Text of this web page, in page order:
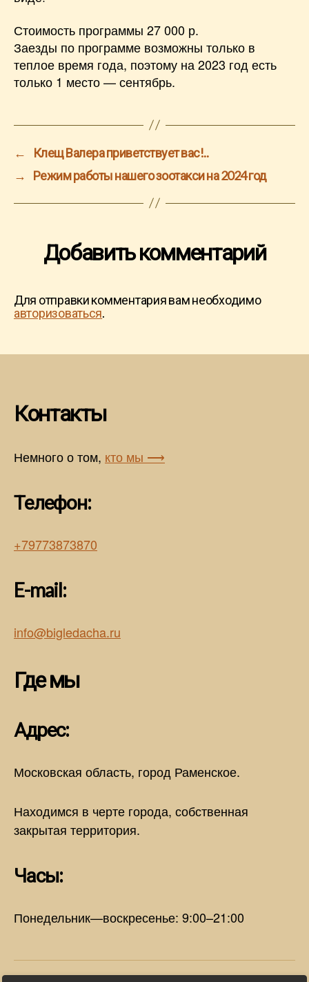
Стоимость программы 27 000 р.
Заезды по программе возможны только в
теплое время года, поэтому на 2023 год есть
только 1 место — сентябрь.
←
Клещ Валера приветствует вас!..
→
Режим работы нашего зоотакси на 2024 год
Добавить комментарий
Для отправки комментария вам необходимо
авторизоваться.
Контакты
Немного о том, кто мы ⟶
Телефон:
+79773873870
E-mail:
info@bigledacha.ru
Где мы
Адрес:
Московская область, город Раменское.
Находимся в черте города, собственная
закрытая территория.
Часы:
Понедельник—воскресенье: 9:00–21:00